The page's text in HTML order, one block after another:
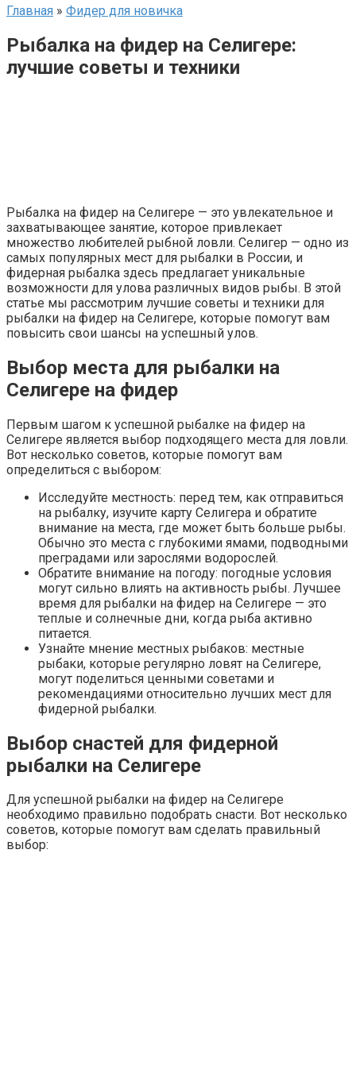
Главная » Фидер для новичка
Рыбалка на фидер на Селигере:
лучшие советы и техники
Рыбалка на фидер на Селигере — это увлекательное и
захватывающее занятие, которое привлекает
множество любителей рыбной ловли. Селигер — одно из
самых популярных мест для рыбалки в России, и
фидерная рыбалка здесь предлагает уникальные
возможности для улова различных видов рыбы. В этой
статье мы рассмотрим лучшие советы и техники для
рыбалки на фидер на Селигере, которые помогут вам
повысить свои шансы на успешный улов.
Выбор места для рыбалки на
Селигере на фидер
Первым шагом к успешной рыбалке на фидер на
Селигере является выбор подходящего места для ловли.
Вот несколько советов, которые помогут вам
определиться с выбором:
Исследуйте местность: перед тем, как отправиться
на рыбалку, изучите карту Селигера и обратите
внимание на места, где может быть больше рыбы.
Обычно это места с глубокими ямами, подводными
преградами или зарослями водорослей.
Обратите внимание на погоду: погодные условия
могут сильно влиять на активность рыбы. Лучшее
время для рыбалки на фидер на Селигере — это
теплые и солнечные дни, когда рыба активно
питается.
Узнайте мнение местных рыбаков: местные
рыбаки, которые регулярно ловят на Селигере,
могут поделиться ценными советами и
рекомендациями относительно лучших мест для
фидерной рыбалки.
Выбор снастей для фидерной
рыбалки на Селигере
Для успешной рыбалки на фидер на Селигере
необходимо правильно подобрать снасти. Вот несколько
советов, которые помогут вам сделать правильный
выбор: